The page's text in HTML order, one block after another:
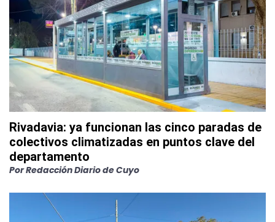
Rivadavia: ya funcionan las cinco paradas de
colectivos climatizadas en puntos clave del
departamento
PorRedacción Diario de Cuyo